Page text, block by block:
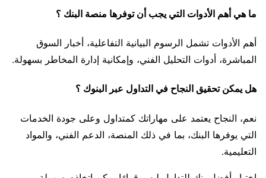
ما هي أهم الأدوات التي يجب أن توفرها منصة البنك ؟
أهم الأدوات تشمل الرسوم البيانية التفاعلية، أخبار السوق
المباشرة، أدوات التحليل الفني، وإمكانية إدارة المخاطر بسهولة.
هل يمكن تحقيق النجاح في التداول عبر البنوك ؟
نعم، النجاح يعتمد على مهاراتك كمتداول وعلى جودة الخدمات
التي يوفرها البنك، بما في ذلك المنصة، الدعم الفني، والمواد
التعليمية.